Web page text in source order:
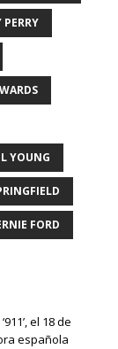
PERRY
YOUNG
FORD
el 18 de
española